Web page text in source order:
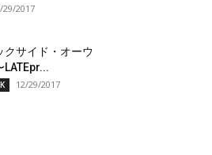
29/2017
クサイド・オーウ
LATEpr...
12/29/2017